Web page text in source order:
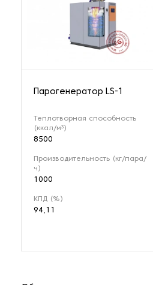
Парогенератор LS-1
Теплотворная способность
(ккал/м³)
8500
Производительность (кг/пара/
ч)
1000
КПД (%)
94,11